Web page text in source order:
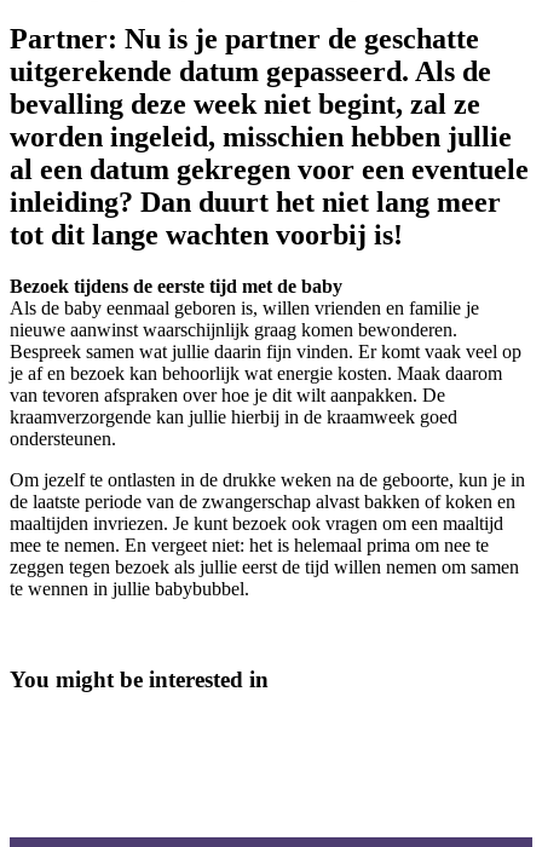
Partner: Nu is je partner de geschatte
uitgerekende datum gepasseerd. Als de
bevalling deze week niet begint, zal ze
worden ingeleid, misschien hebben jullie
al een datum gekregen voor een eventuele
inleiding? Dan duurt het niet lang meer
tot dit lange wachten voorbij is!
Bezoek tijdens de eerste tijd met de baby
Als de baby eenmaal geboren is, willen vrienden en familie je
nieuwe aanwinst waarschijnlijk graag komen bewonderen.
Bespreek samen wat jullie daarin fijn vinden. Er komt vaak veel op
je af en bezoek kan behoorlijk wat energie kosten. Maak daarom
van tevoren afspraken over hoe je dit wilt aanpakken. De
kraamverzorgende kan jullie hierbij in de kraamweek goed
ondersteunen.
Om jezelf te ontlasten in de drukke weken na de geboorte, kun je in
de laatste periode van de zwangerschap alvast bakken of koken en
maaltijden invriezen. Je kunt bezoek ook vragen om een maaltijd
mee te nemen. En vergeet niet: het is helemaal prima om nee te
zeggen tegen bezoek als jullie eerst de tijd willen nemen om samen
te wennen in jullie babybubbel.
You might be interested in